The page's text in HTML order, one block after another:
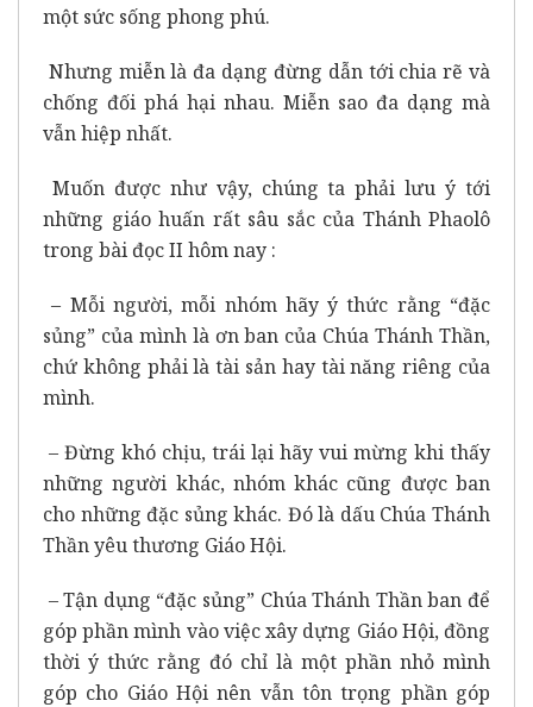
một sức sống phong phú.
Nhưng miễn là đa dạng đừng dẫn tới chia rẽ và
chống đối phá hại nhau. Miễn sao đa dạng mà
vẫn hiệp nhất.
Muốn được như vậy, chúng ta phải lưu ý tới
những giáo huấn rất sâu sắc của Thánh Phaolô
trong bài đọc II hôm nay :
– Mỗi người, mỗi nhóm hãy ý thức rằng “đặc
sủng” của mình là ơn ban của Chúa Thánh Thần,
chứ không phải là tài sản hay tài năng riêng của
mình.
– Đừng khó chịu, trái lại hãy vui mừng khi thấy
những người khác, nhóm khác cũng được ban
cho những đặc sủng khác. Đó là dấu Chúa Thánh
Thần yêu thương Giáo Hội.
– Tận dụng “đặc sủng” Chúa Thánh Thần ban để
góp phần mình vào việc xây dựng Giáo Hội, đồng
thời ý thức rằng đó chỉ là một phần nhỏ mình
góp cho Giáo Hội nên vẫn tôn trọng phần góp